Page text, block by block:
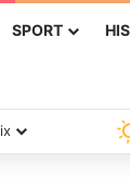
SPORT